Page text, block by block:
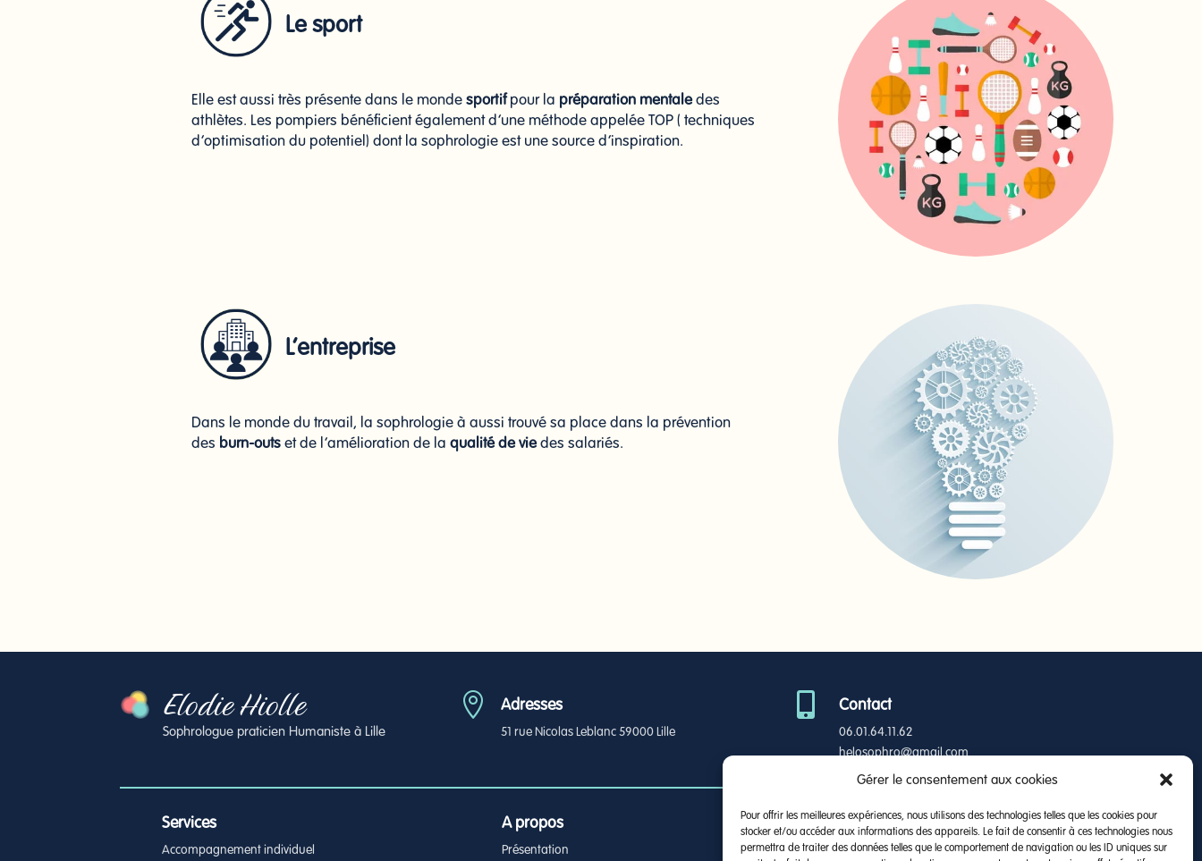
Gérer le consentement aux cookies
Pour offrir les meilleures expériences, nous utilisons des technologies telles que les cookies pour
stocker et/ou accéder aux informations des appareils. Le fait de consentir à ces technologies nous
permettra de traiter des données telles que le comportement de navigation ou les ID uniques sur
Le sport
Elle est aussi très présente dans le mondesportifpour la préparation mentaledes
athlètes. Les pompiers bénéficient également d’une méthode appelée TOP ( techniques
d’optimisation du potentiel) dont la sophrologie est une source d’inspiration.
L’entreprise
Dans le monde du travail, la sophrologie à aussi trouvé sa place dans la prévention
des burn-outset de l’amélioration de la qualité de viedes salariés.
Elodie Hiolle
Sophrologue praticien Humaniste à Lille
 Adresses
51 rue Nicolas Leblanc 59000 Lille
 Contact
06.01.64.11.62
helosophro@gmail.com
Services
Accompagnement individuel
A propos
Présentation
Suivez-moi